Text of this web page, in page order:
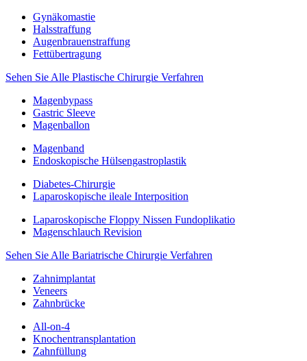
Gynäkomastie
Halsstraffung
Augenbrauenstraffung
Fettübertragung
Sehen Sie Alle Plastische Chirurgie Verfahren
Magenbypass
Gastric Sleeve
Magenballon
Magenband
Endoskopische Hülsengastroplastik
Diabetes-Chirurgie
Laparoskopische ileale Interposition
Laparoskopische Floppy Nissen Fundoplikatio
Magenschlauch Revision
Sehen Sie Alle Bariatrische Chirurgie Verfahren
Zahnimplantat
Veneers
Zahnbrücke
All-on-4
Knochentransplantation
Zahnfüllung